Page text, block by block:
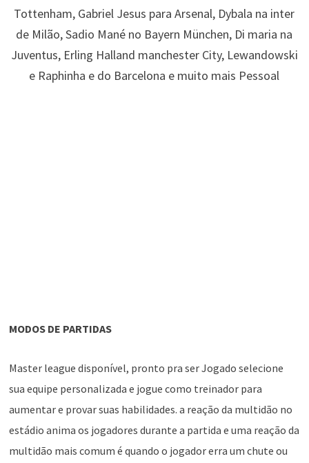
Tottenham, Gabriel Jesus para Arsenal, Dybala na inter
de Milão, Sadio Mané no Bayern München, Di maria na
Juventus, Erling Halland manchester City, Lewandowski
e Raphinha e do Barcelona e muito mais Pessoal
MODOS DE PARTIDAS
Master league disponível, pronto pra ser Jogado selecione
sua equipe personalizada e jogue como treinador para
aumentar e provar suas habilidades. a reação da multidão no
estádio anima os jogadores durante a partida e uma reação da
multidão mais comum é quando o jogador erra um chute ou